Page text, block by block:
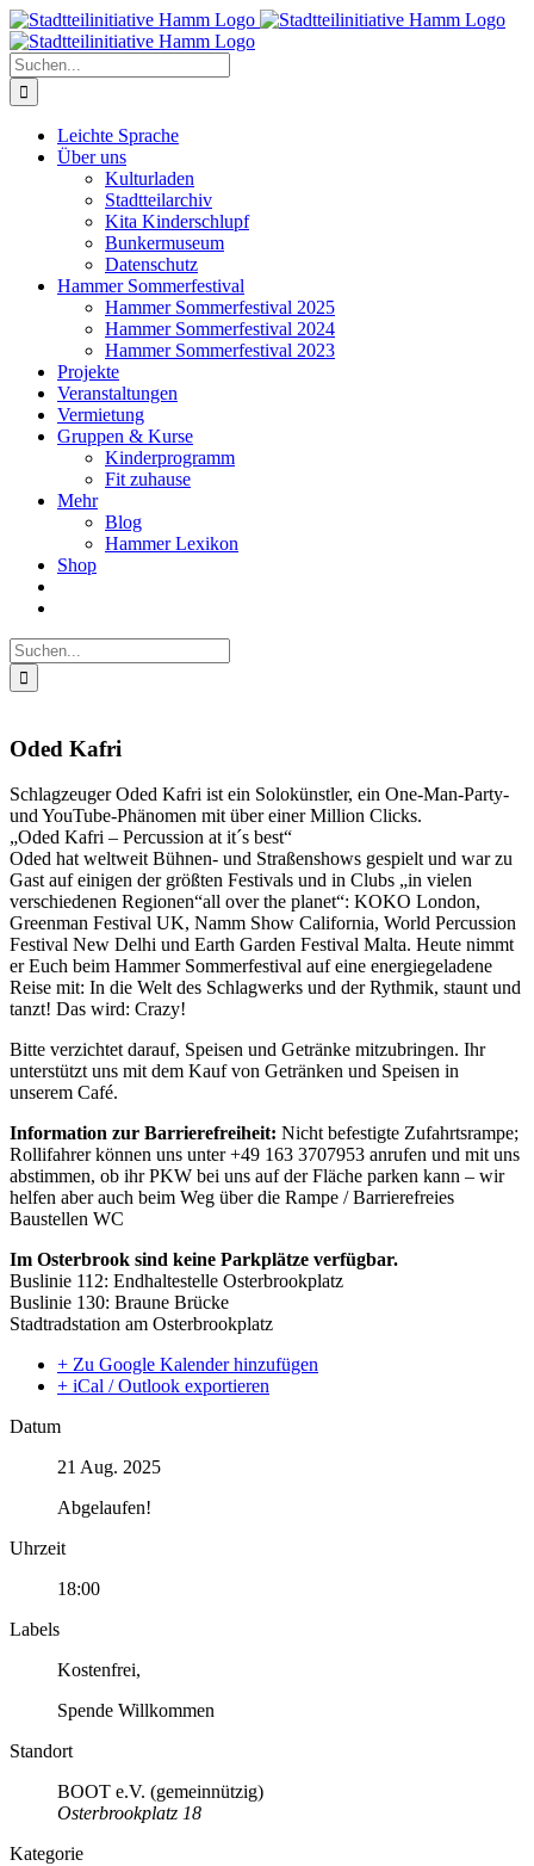
Zum
Inhalt
springen
Suche
nach:
Leichte Sprache
Über uns
Kulturladen
Stadtteilarchiv
Kita Kinderschlupf
Bunkermuseum
Datenschutz
Hammer Sommerfestival
Hammer Sommerfestival 2025
Hammer Sommerfestival 2024
Hammer Sommerfestival 2023
Projekte
Veranstaltungen
Vermietung
Gruppen & Kurse
Kinderprogramm
Fit zuhause
Mehr
Blog
Hammer Lexikon
Shop
Suche
nach:
Oded Kafri
Schlagzeuger Oded Kafri ist ein Solokünstler, ein One-Man-Party-
und YouTube-Phänomen mit über einer Million Clicks.
„Oded Kafri – Percussion at it´s best“
Oded hat weltweit Bühnen- und Straßenshows gespielt und war zu
Gast auf einigen der größten Festivals und in Clubs „in vielen
verschiedenen Regionen“all over the planet“: KOKO London,
Greenman Festival UK, Namm Show California, World Percussion
Festival New Delhi und Earth Garden Festival Malta. Heute nimmt
er Euch beim Hammer Sommerfestival auf eine energiegeladene
Reise mit: In die Welt des Schlagwerks und der Rythmik, staunt und
tanzt! Das wird: Crazy!
Bitte verzichtet darauf, Speisen und Getränke mitzubringen. Ihr
unterstützt uns mit dem Kauf von Getränken und Speisen in
unserem Café.
Information zur Barrierefreiheit: Nicht befestigte Zufahrtsrampe;
Rollifahrer können uns unter +49 163 3707953 anrufen und mit uns
abstimmen, ob ihr PKW bei uns auf der Fläche parken kann – wir
helfen aber auch beim Weg über die Rampe / Barrierefreies
Baustellen WC
Im Osterbrook sind keine Parkplätze verfügbar.
Buslinie 112: Endhaltestelle Osterbrookplatz
Buslinie 130: Braune Brücke
Stadtradstation am Osterbrookplatz
+ Zu Google Kalender hinzufügen
+ iCal / Outlook exportieren
Datum
21 Aug. 2025
Abgelaufen!
Uhrzeit
18:00
Labels
Kostenfrei,
Spende Willkommen
Standort
BOOT e.V. (gemeinnützig)
Osterbrookplatz 18
Kategorie